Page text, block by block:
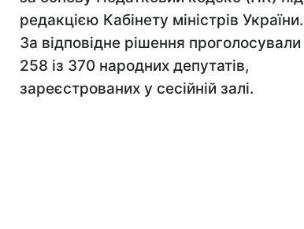
редакцією Кабінету міністрів України.
За відповідне рішення проголосували
258 із 370 народних депутатів,
зареєстрованих у сесійній залі.